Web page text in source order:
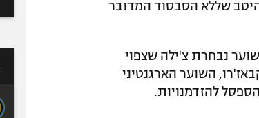
ידעו היטב שללא הסבסוד המדובר
נבחרת צ'ילה שצפוי
השוער הארגנטיני
להזדמנויות.